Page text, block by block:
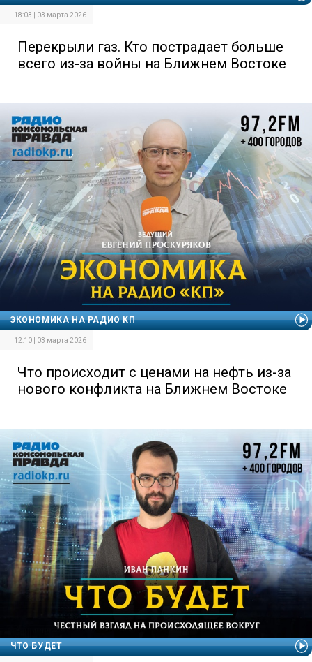
18:03 | 03 марта 2026
Перекрыли газ. Кто пострадает больше
всего из-за войны на Ближнем Востоке
ЭКОНОМИКА НА РАДИО КП
12:10 | 03 марта 2026
Что происходит с ценами на нефть из-за
нового конфликта на Ближнем Востоке
ЧТО БУДЕТ